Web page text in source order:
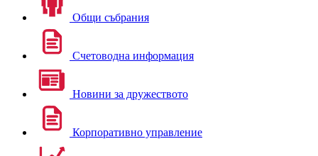
Общи събрания
Счетоводна информация
Новини за дружеството
Корпоративно управление